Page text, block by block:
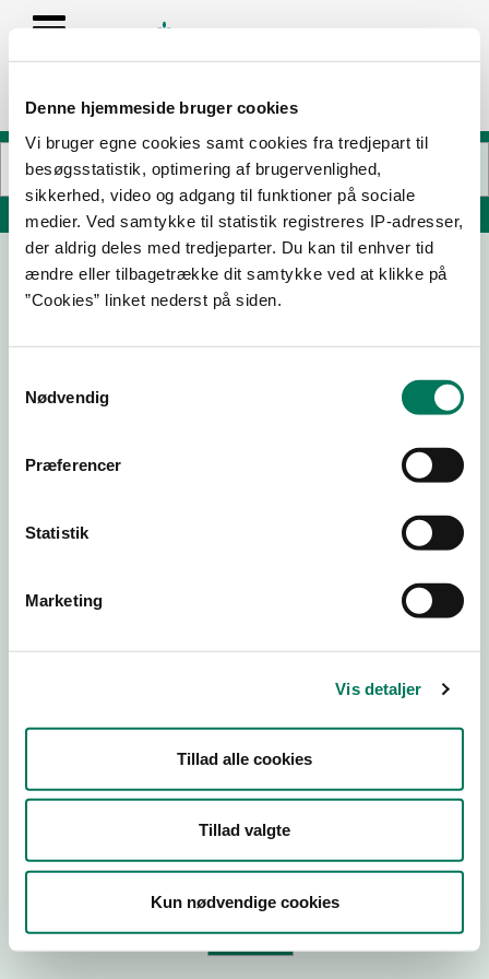
Denne hjemmeside bruger cookies
Vi bruger egne cookies samt cookies fra tredjepart til
besøgsstatistik, optimering af brugervenlighed,
sikkerhed, video og adgang til funktioner på sociale
medier. Ved samtykke til statistik registreres IP-adresser,
der aldrig deles med tredjeparter. Du kan til enhver tid
ændre eller tilbagetrække dit samtykke ved at klikke på
”Cookies” linket nederst på siden.
Nødvendig
Præferencer
Statistik
Marketing
Vis detaljer
Tillad alle cookies
Tillad valgte
Kun nødvendige cookies
Søg på adresse, postnummer, by, firmanavn
Virksomhedstype
ID-nummer
P-nr
Tilføj smiley til dit website
Kopier link til at indsætte på virksomhedens hjemmeside